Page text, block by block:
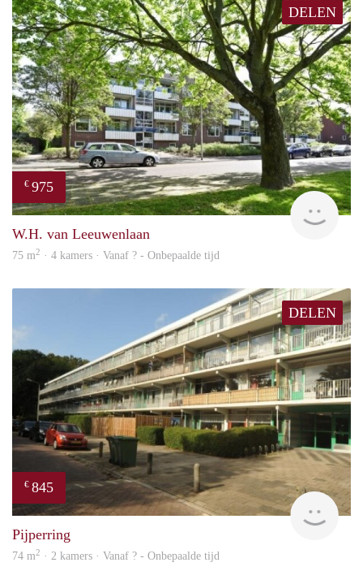
DELEN
€ 975
W.H. van Leeuwenlaan
75 m2 · 4 kamers · Vanaf ? - Onbepaalde tijd
DELEN
€ 845
Pijperring
74 m2 · 2 kamers · Vanaf ? - Onbepaalde tijd